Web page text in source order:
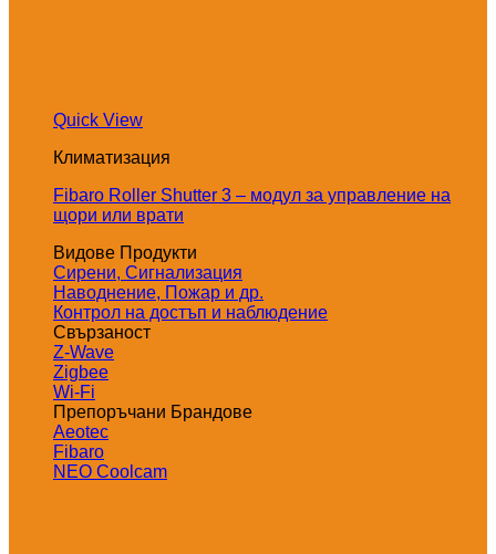
Quick View
Климатизация
Fibaro Roller Shutter 3 – модул за управление на
щори или врати
Видове Продукти
Сирени, Сигнализация
Наводнение, Пожар и др.
Контрол на достъп и наблюдение
Свързаност
Z-Wave
Zigbee
Wi-Fi
Препоръчани Брандове
Aeotec
Fibaro
NEO Coolcam